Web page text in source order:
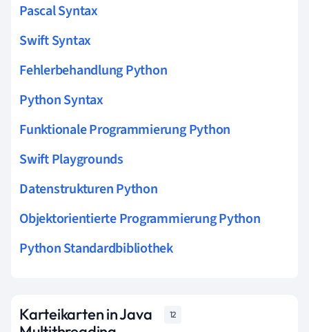
Pascal Syntax
Swift Syntax
Fehlerbehandlung Python
Python Syntax
Funktionale Programmierung Python
Swift Playgrounds
Datenstrukturen Python
Objektorientierte Programmierung Python
Python Standardbibliothek
Karteikarten in Java
12